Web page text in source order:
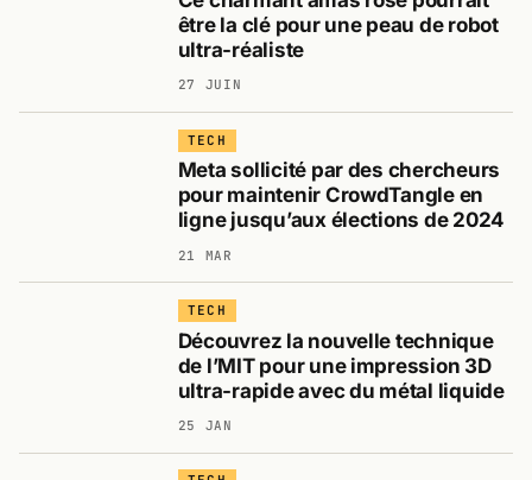
être la clé pour une peau de robot
ultra-réaliste
27 JUIN
TECH
Meta sollicité par des chercheurs
pour maintenir CrowdTangle en
ligne jusqu’aux élections de 2024
21 MAR
TECH
Découvrez la nouvelle technique
de l’MIT pour une impression 3D
ultra-rapide avec du métal liquide
25 JAN